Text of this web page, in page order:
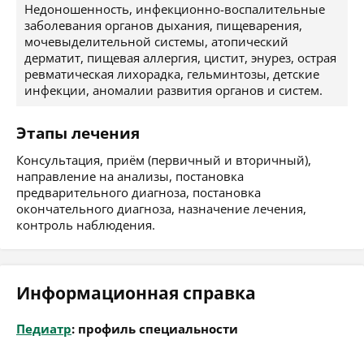
Недоношенность, инфекционно-воспалительные
заболевания органов дыхания, пищеварения,
мочевыделительной системы, атопический
дерматит, пищевая аллергия, цистит, энурез, острая
ревматическая лихорадка, гельминтозы, детские
инфекции, аномалии развития органов и систем.
Этапы лечения
Консультация, приём (первичный и вторичный),
направление на анализы, постановка
предварительного диагноза, постановка
окончательного диагноза, назначение лечения,
контроль наблюдения.
Информационная справка
Педиатр: профиль специальности